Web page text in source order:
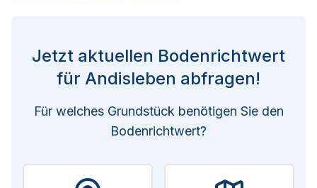
Jetzt aktuellen Bodenrichtwert
für Andisleben abfragen!
Für welches Grundstück benötigen Sie den
Bodenrichtwert?